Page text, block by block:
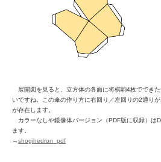
展開図を見ると、立方体の各面に将棋駒4枚ででき
いですね。この傘の作り方に右回り／左回りの2通り
が存在します。
カラーなしや鏡像体バージョン（PDF版に収録）は
ます。
→shogihedron_pdf